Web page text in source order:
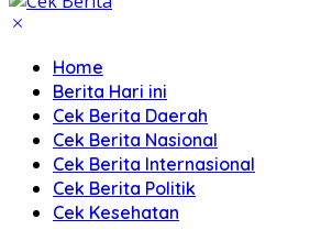
Home
Berita Hari ini
Cek Berita Daerah
Cek Berita Nasional
Cek Berita Internasional
Cek Berita Politik
Cek Kesehatan